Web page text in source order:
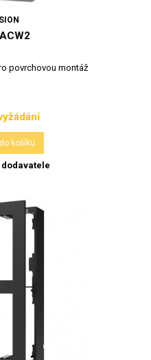
povrchovou montáž
košíku
dodavatele